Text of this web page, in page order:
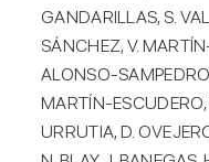
GANDARILLAS, S.
SÁNCHEZ, V.
ALONSO-
MARTÍN-ESCUDERO,
URRUTIA, D.